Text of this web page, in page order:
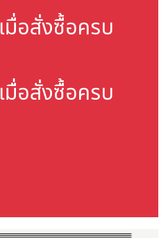
เมื่อสั่งซื้อครบ
เมื่อสั่งซื้อครบ